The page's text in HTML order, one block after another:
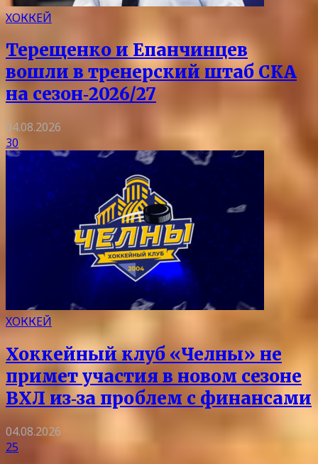
ХОККЕЙ
Терещенко и Епанчинцев
вошли в тренерский штаб СКА
на сезон‑2026/27
04.08.2026
30
ХОККЕЙ
Хоккейный клуб «Челны» не
примет участия в новом сезоне
ВХЛ из‑за проблем с финансами
04.08.2026
25